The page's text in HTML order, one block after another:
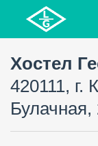
Хостел
420111, г.
Булачная,